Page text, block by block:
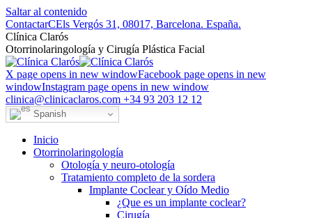
Saltar al contenido
ContactarCEls Vergós 31, 08017, Barcelona. España.
Clí­nica Clarós
Otorrinolaringología y Cirugía Plástica Facial
X page opens in new windowFacebook page opens in new
windowInstagram page opens in new window
clinica@clinicaclaros.com +34 93 203 12 12
Spanish
Inicio
Otorrinolaringología
Otología y neuro-otología
Tratamiento completo de la sordera
Implante Coclear y Oído Medio
¿Que es un implante coclear?
Cirugía